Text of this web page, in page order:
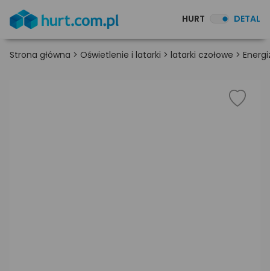
HURT DETAL
Strona główna > Oświetlenie i latarki > latarki czołowe >